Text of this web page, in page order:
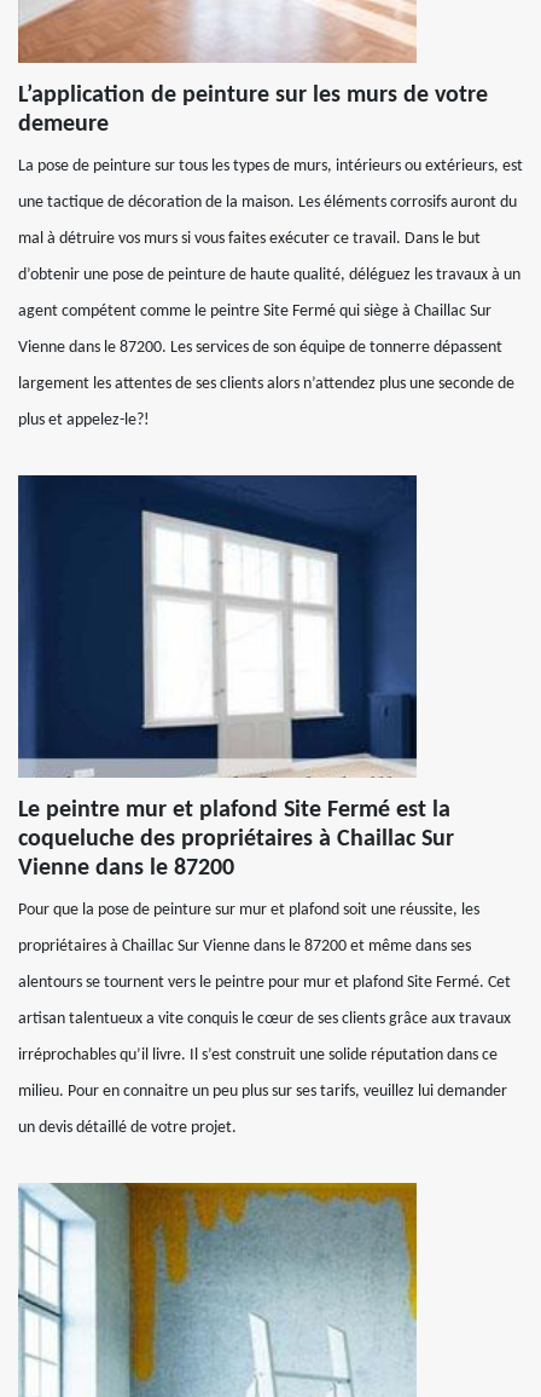
L’application de peinture sur les murs de votre
demeure
La pose de peinture sur tous les types de murs, intérieurs ou extérieurs, est
une tactique de décoration de la maison. Les éléments corrosifs auront du
mal à détruire vos murs si vous faites exécuter ce travail. Dans le but
d’obtenir une pose de peinture de haute qualité, déléguez les travaux à un
agent compétent comme le peintre Site Fermé qui siège à Chaillac Sur
Vienne dans le 87200. Les services de son équipe de tonnerre dépassent
largement les attentes de ses clients alors n’attendez plus une seconde de
plus et appelez-le?!
Le peintre mur et plafond Site Fermé est la
coqueluche des propriétaires à Chaillac Sur
Vienne dans le 87200
Pour que la pose de peinture sur mur et plafond soit une réussite, les
propriétaires à Chaillac Sur Vienne dans le 87200 et même dans ses
alentours se tournent vers le peintre pour mur et plafond Site Fermé. Cet
artisan talentueux a vite conquis le cœur de ses clients grâce aux travaux
irréprochables qu’il livre. Il s’est construit une solide réputation dans ce
milieu. Pour en connaitre un peu plus sur ses tarifs, veuillez lui demander
un devis détaillé de votre projet.